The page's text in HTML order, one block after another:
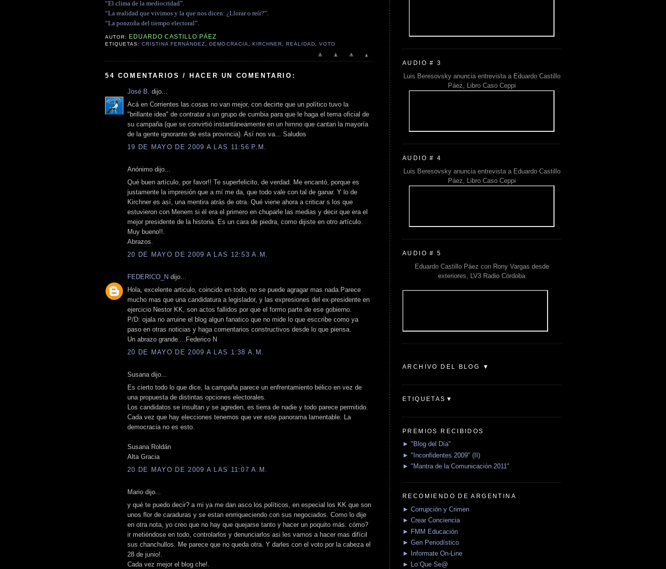
“El clima de la mediocridad”.
“La realidad que vivimos y la que nos dicen: ¿Llorar o reír?”.
“La ponzoña del tiempo electoral”.
AUTOR: EDUARDO CASTILLO PÁEZ
ETIQUETAS:CRISTINA FERNÁNDEZ ,DEMOCRACIA KIRCHNER REALIDAD VOTO
54 COMENTARIOS / HACER UN COMENTARIO:
José B. dijo...
Acá en Corrientes las cosas no van mejor, con decirte que un político tuvo la
"brillante idea" de contratar a un grupo de cumbia para que le haga el tema oficial de
su campaña (que se convirtió instantáneamente en un himno que cantan la mayoría
de la gente ignorante de esta provincia). Así nos va... Saludos
19 DE MAYO DE 2009 A LAS 11:56 P.M.
Anónimo dijo...
Qué buen artículo, por favor!! Te superfelicito, de verdad. Me encantó, porque es
justamente la impresión que a mí me da, que todo vale con tal de ganar. Y lo de
Kirchner es así, una mentira atrás de otra. Qué viene ahora a criticar s los que
estuvieron con Menem si él era el primero en chuparle las medias y decir que era el
mejor presidente de la historia. Es un cara de piedra, como dijiste en otro artículo.
Muy bueno!!.
Abrazos.
20 DE MAYO DE 2009 A LAS 12:53 A.M.
FEDERICO_N dijo...
Hola, excelente articulo, coincido en todo, no se puede agragar mas nada.Parece
mucho mas que una candidatura a legislador, y las expresiones del ex-presidente en
ejercicio Nestor KK, son actos fallidos por que el formo parte de ese gobierno.
P/D: ojala no arruine el blog algun fanatico que no mide lo que esccribe como ya
paso en otras noticias y haga comentarios constructivos desde lo que piensa.
Un abrazo grande....Federico N
20 DE MAYO DE 2009 A LAS 1:38 A.M.
Susana dijo...
Es cierto todo lo que dice, la campaña parece un enfrentamiento bélico en vez de
una propuesta de distintas opciones electorales.
Los candidatos se insultan y se agreden, es tierra de nadie y todo parece permitido.
Cada vez que hay elecciones tenemos que ver este panorama lamentable. La
democracia no es esto.
Susana Roldán
Alta Gracia
20 DE MAYO DE 2009 A LAS 11:07 A.M.
Mario dijo...
y qué te puedo decir? a mi ya me dan asco los políticos, en especial los KK que son
unos flor de caraduras y se estan enrriqueciendo con sus negociados. Como lo dije
en otra nota, yo creo que no hay que quejarse tanto y hacer un poquito más. cómo?
ir metiéndose en todo, controlarlos y denunciarlos asi les vamos a hacer mas difícil
sus chanchullos. Me parece que no queda otra. Y darles con el voto por la cabeza el
28 de junio!.
Cada vez mejor el blog che!.
AUDIO # 3
Luis Beresovsky anuncia entrevista a Eduardo Castillo
Páez, Libro Caso Ceppi
AUDIO # 4
Luis Beresovsky anuncia entrevista a Eduardo Castillo
Páez, Libro Caso Ceppi
AUDIO # 5
Eduardo Castillo Páez con Rony Vargas desde
exteriores, LV3 Radio Córdoba
ARCHIVO DEL BLOG ▼
ETIQUETAS▼
PREMIOS RECIBIDOS
► "Blog del Día"
► "Inconfidentes 2009" (II)
► "Mantra de la Comunicación 2011"
RECOMIENDO DE ARGENTINA
► Corrupción y Crimen
► Crear Conciencia
► FMM Educación
► Gen Periodístico
► Informate On-Line
► Lo Que Se@